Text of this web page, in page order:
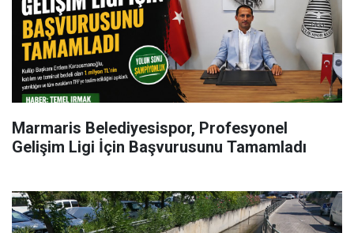
Marmaris Belediyesispor, Profesyonel
Gelişim Ligi İçin Başvurusunu Tamamladı